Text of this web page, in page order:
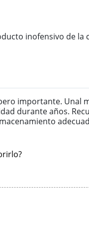
inofensivo de
importante. Unal
durante años.